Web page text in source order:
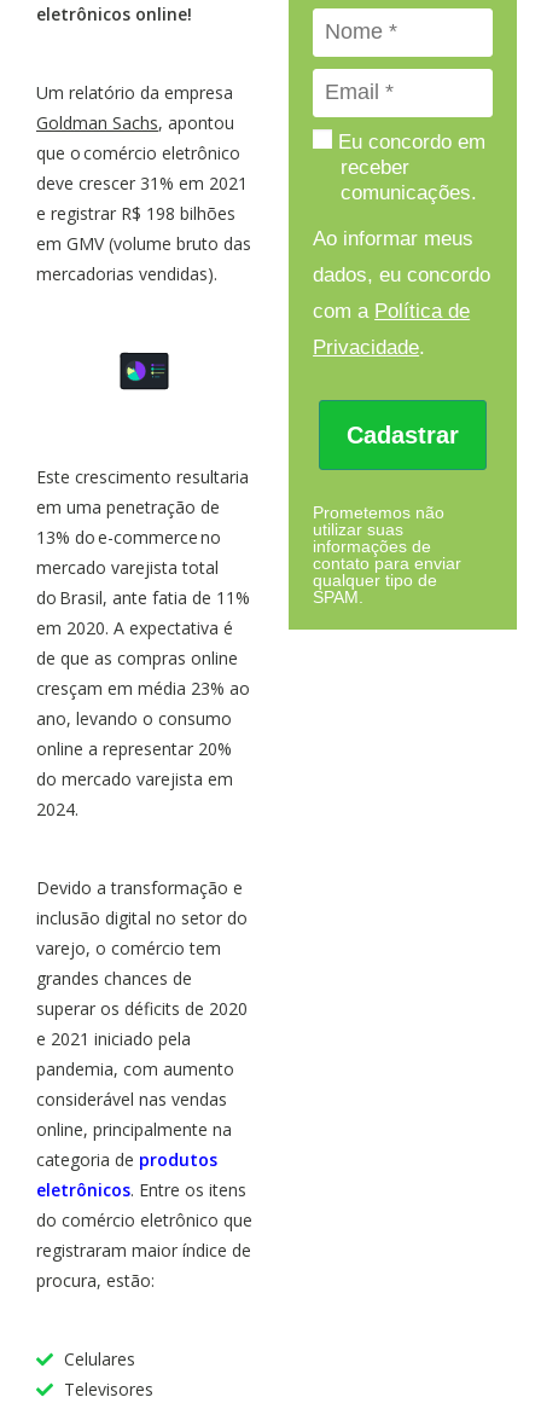
eletrônicos online!
Um relatório da empresa
Goldman Sachs, apontou
que o comércio eletrônico
deve crescer 31% em 2021
e registrar R$ 198 bilhões
em GMV (volume bruto das
mercadorias vendidas).
Este crescimento resultaria
em uma penetração de
13% do e-commerce no
mercado varejista total
do Brasil, ante fatia de 11%
em 2020. A expectativa é
de que as compras online
cresçam em média 23% ao
ano, levando o consumo
online a representar 20%
do mercado varejista em
2024.
Devido a transformação e
inclusão digital no setor do
varejo, o comércio tem
grandes chances de
superar os déficits de 2020
e 2021 iniciado pela
pandemia, com aumento
considerável nas vendas
online, principalmente na
categoria de produtos
eletrônicos. Entre os itens
do comércio eletrônico que
registraram maior índice de
procura, estão:
Celulares
Televisores
Eu concordo em
receber
comunicações.
Ao informar meus
dados, eu concordo
com a Política de
Privacidade.
Cadastrar
Prometemos não
utilizar suas
informações de
contato para enviar
qualquer tipo de
SPAM.